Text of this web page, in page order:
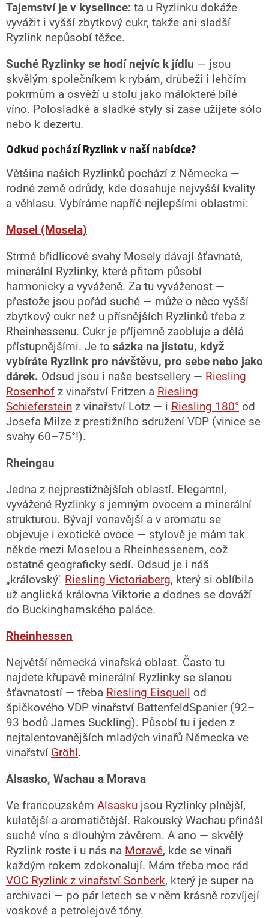
Tajemství je v kyselince: ta u Ryzlinku dokáže
vyvážit i vyšší zbytkový cukr, takže ani sladší
Ryzlink nepůsobí těžce.
Suché Ryzlinky se hodí nejvíc k jídlu — jsou
skvělým společníkem k rybám, drůbeži i lehčím
pokrmům a osvěží u stolu jako málokteré bílé
víno. Polosladké a sladké styly si zase užijete sólo
nebo k dezertu.
Odkud pochází Ryzlink v naší nabídce?
Většina našich Ryzlinků pochází z Německa —
rodné země odrůdy, kde dosahuje nejvyšší kvality
a věhlasu. Vybíráme napříč nejlepšími oblastmi:
Mosel (Mosela)
Strmé břidlicové svahy Mosely dávají šťavnaté,
minerální Ryzlinky, které přitom působí
harmonicky a vyváženě. Za tu vyváženost —
přestože jsou pořád suché — může o něco vyšší
zbytkový cukr než u přísnějších Ryzlinků třeba z
Rheinhessenu. Cukr je příjemně zaobluje a dělá
přístupnějšími. Je to sázka na jistotu, když
vybíráte Ryzlink pro návštěvu, pro sebe nebo jako
dárek. Odsud jsou i naše bestsellery — Riesling
Rosenhof z vinařství Fritzen a Riesling
Schieferstein z vinařství Lotz — i Riesling 180° od
Josefa Milze z prestižního sdružení VDP (vinice se
svahy 60–75°!).
Rheingau
Jedna z nejprestižnějších oblastí. Elegantní,
vyvážené Ryzlinky s jemným ovocem a minerální
strukturou. Bývají vonavější a v aromatu se
objevuje i exotické ovoce — stylově je mám tak
někde mezi Moselou a Rheinhessenem, což
ostatně geograficky sedí. Odsud je i náš
„královský" Riesling Victoriaberg, který si oblíbila
už anglická královna Viktorie a dodnes se dováží
do Buckinghamského paláce.
Rheinhessen
Největší německá vinařská oblast. Často tu
najdete křupavě minerální Ryzlinky se slanou
šťavnatostí — třeba Riesling Eisquell
od
špičkového VDP vinařství BattenfeldSpanier (92–
93 bodů James Suckling). Působí tu i jeden z
nejtalentovanějších mladých vinařů Německa ve
vinařství Gröhl .
Alsasko, Wachau a Morava
Ve francouzském Alsasku jsou Ryzlinky plnější,
kulatější a aromatičtější. Rakouský Wachau přináší
suché víno s dlouhým závěrem. A ano — skvělý
Ryzlink roste i u nás na Moravě, kde se vinaři
každým rokem zdokonalují. Mám třeba moc rád
VOC Ryzlink z vinařství Sonberk, který je super na
archivaci — po pár letech se v něm krásně rozvíjejí
voskové a petrolejové tóny.